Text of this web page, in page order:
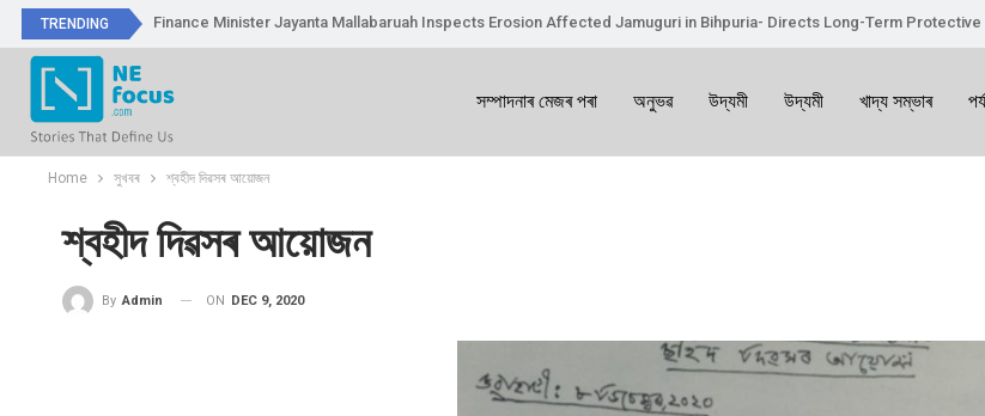
TRENDING Finance Minister Jayanta Mallabaruah Inspects Erosion Affected Jamuguri in Bihpuria- Directs Long-Term
সম্পাদনাৰ মেজৰ পৰা অনুভৱ উদ্যমী উদ্যমী খাদ্য সম্ভাৰ
Home সুখবৰ শ্বহীদ দিৱসৰ আয়োজন
শ্বহীদ দিৱসৰ আয়োজন
By Admin ON DEC 9, 2020